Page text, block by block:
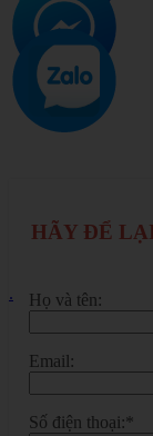
.
HÃY ĐỂ
Họ và tên:
Email:
Số điện thoại:*